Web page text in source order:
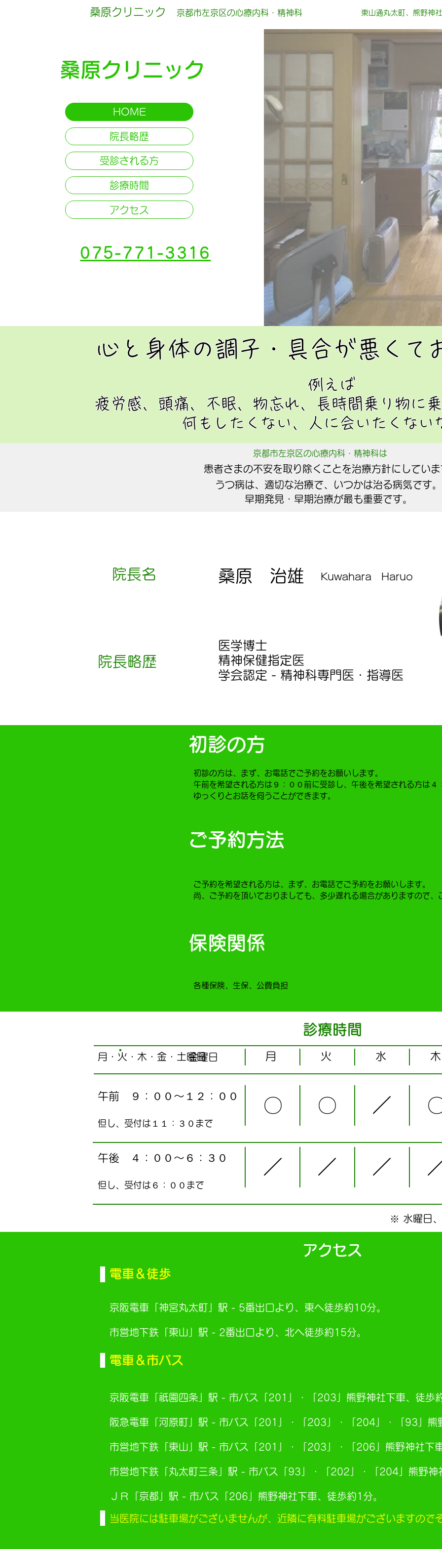
桑原クリニック 京都市左京区の心療内科・精神科 東山通丸太町、熊野神
桑原クリニック
HOME
院長略歴
受診される方
診療時間
アクセス
075-771-3316
心と身体の調子・具合が悪くて
例えば
疲労感、頭痛、不眠、物忘れ、長時間乗り物に
何もしたくない、人に会いたくな
京都市左京区の心療内科・精神科は
患者さまの不安を取り除くことを治療方針にしてい
うつ病は、適切な治療で、いつかは治る病気です。
早期発見・早期治療が最も重要です。
院長名 桑原 治雄 Kuwahara Haruo
院長略歴
医学博士
精神保健指定医
学会認定 - 精神科専門医・指導医
初診の方
初診の方は、まず、お電話でご予約をお願いします。
午前を希望される方は９：００前に受診し、午後を希望される方は
ゆっくりとお話を伺うことができます。
ご予約方法
ご予約を希望される方は、まず、お電話でご予約をお願いします。
尚、ご予約を頂いておりましても、多少遅れる場合がありますので、
保険関係
各種保険、生保、公費負担
​診療時間
金曜日
月・火・木・金・土曜日 ​月 火 水 木
​午前 ９：００～１２：００
​但し、受付は１１：３０まで
〇 〇 ／
午後 ４：００～６：３０
​但し、受付は６：００まで
／ ／ ／
※ 水曜日
アクセス
電車＆徒歩
京阪電車「神宮丸太町」駅 - 5番出口より、東へ徒歩約10分。
市営地下鉄「東山」駅 - 2番出口より、北へ徒歩約15分。
電車＆市バス
京阪電車「祇園四条」駅 - 市バス「201」・「203」熊野神社下車、徒歩
阪急電車「河原町」駅 - 市バス「201」・「203」・「204」・「93」熊
市営地下鉄「東山」駅 - 市バス「201」・「203」・「206」熊野神社下
市営地下鉄「丸太町三条」駅 - 市バス「93」・「202」・「204」熊野神
ＪＲ「京都」駅 - 市バス「206」熊野神社下車、徒歩約1分。
当医院には駐車場がございませんが、近隣に有料駐車場がございますので